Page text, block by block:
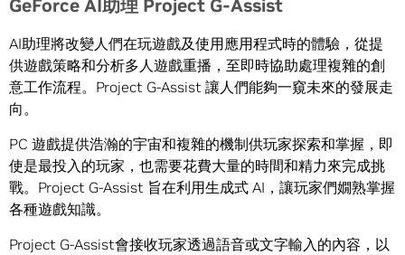
GeForce AI助理 Project G-Assist
AI助理將改變人們在玩遊戲及使用應用程式時的體驗 ， 從提
供遊戲策略和分析多人遊戲重播，至即時協助處理複雜的創
意工作流程。 Project G-Assist 讓人們能夠一窺未來的發展走
向。
PC 遊戲提供浩瀚的宇宙和複雜的機制供玩家探索和掌握 ， 即
使是最投入的玩家，也需要花費大量的時間和精力來完成挑
戰。 Project G-Assist 旨在利用生成式 AI ，讓玩家們嫺熟掌握
各種遊戲知識。
Project G-Assist會接收玩家透過語音或文字輸入的內容，以